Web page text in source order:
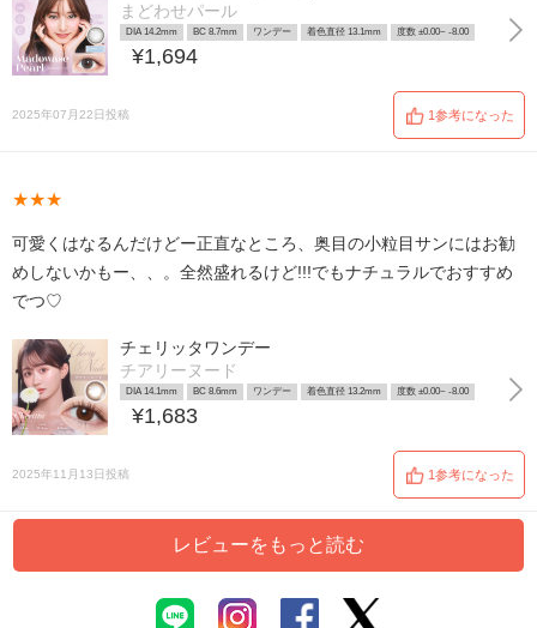
まどわせパール
DIA 14.2mm BC 8.7mm ワンデー 着色直径 13.1mm 度数 ±0.00~ -8.00
¥1,694
2025年07月22日投稿 1参考になった
★★★
可愛くはなるんだけどー正直なところ、奥目の小粒目サンにはお勧
めしないかもー、、。全然盛れるけど!!!でもナチュラルでおすすめ
でつ♡
チェリッタワンデー
チアリーヌード
DIA 14.1mm BC 8.6mm ワンデー 着色直径 13.2mm 度数 ±0.00~ -8.00
¥1,683
2025年11月13日投稿 1参考になった
レビューをもっと読む